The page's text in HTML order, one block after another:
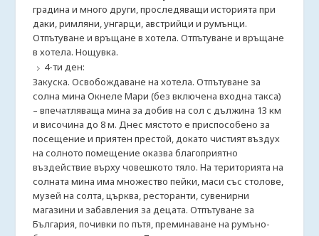
градина и много други, проследяващи историята при
даки, римляни, унгарци, австрийци и румънци.
Отпътуване и връщане в хотела. Отпътуване и връщане
в хотела. Нощувка.
4-ти ден:
Закуска. Освобождаване на хотела. Отпътуване за
солна мина Окнеле Мари (без включена входна такса)
– впечатляваща мина за добив на сол с дължина 13 км
и височина до 8 м. Днес мястото е приспособено за
посещение и приятен престой, докато чистият въздух
на солното помещение оказва благоприятно
въздействие върху човешкото тяло. На територията на
солната мина има множество пейки, маси със столове,
музей на солта, църква, ресторанти, сувенирни
магазини и забавления за децата. Отпътуване за
България, почивки по пътя, преминаване на румъно-